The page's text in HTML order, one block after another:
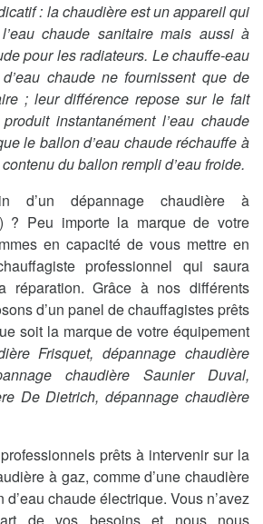
: la chaudière est un appareil qui
chaude sanitaire mais aussi à
pour les radiateurs. Le chauffe-eau
chaude ne fournissent que de
; leur différence repose sur le fait
instantanément l’eau chaude
le ballon d’eau chaude réchauffe à
du ballon rempli d’eau froide.
d’un dépannage chaudière à
? Peu importe la marque de votre
en capacité de vous mettre en
professionnel qui saura
réparation. Grâce à nos différents
d’un panel de chauffagistes prêts
soit la marque de votre équipement
Frisquet, dépannage chaudière
chaudière Saunier Duval,
De Dietrich, dépannage chaudière
prêts à intervenir sur la
à gaz, comme d’une chaudière
d’eau chaude électrique. Vous n’avez